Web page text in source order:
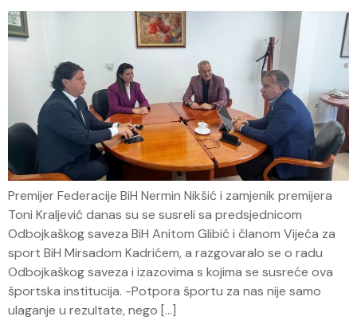
Premijer Federacije BiH Nermin Nikšić i zamjenik premijera
Toni Kraljević danas su se susreli sa predsjednicom
Odbojkaškog saveza BiH Anitom Glibić i članom Vijeća za
sport BiH Mirsadom Kadrićem, a razgovaralo se o radu
Odbojkaškog saveza i izazovima s kojima se susreće ova
športska institucija. -Potpora športu za nas nije samo
ulaganje u rezultate, nego […]